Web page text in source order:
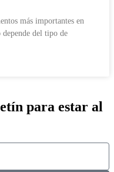
más importantes en
del tipo de
para estar al